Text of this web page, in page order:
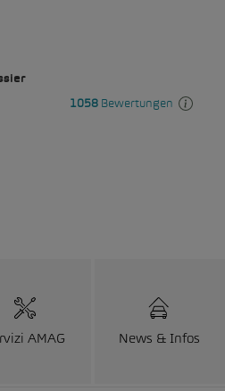
AMAG News & Infos